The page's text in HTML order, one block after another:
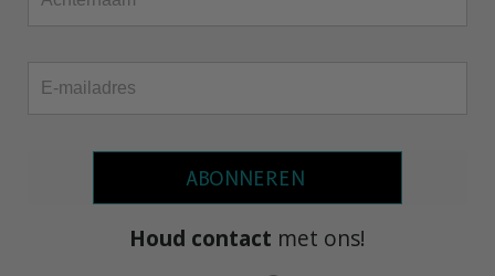
ABONNEREN
Houd contact met ons!